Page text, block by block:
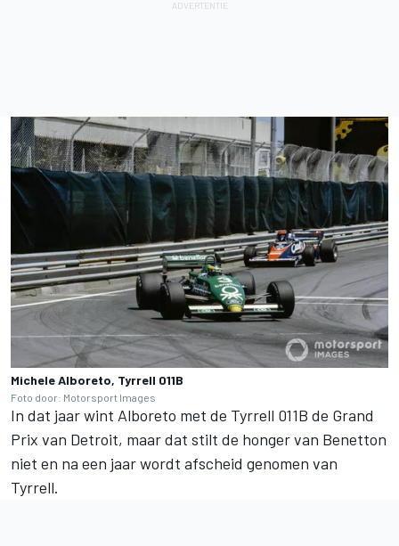
Michele Alboreto, Tyrrell 011B
Foto door: Motorsport Images
In dat jaar wint Alboreto met de Tyrrell 011B de Grand
Prix van Detroit, maar dat stilt de honger van Benetton
niet en na een jaar wordt afscheid genomen van
Tyrrell.